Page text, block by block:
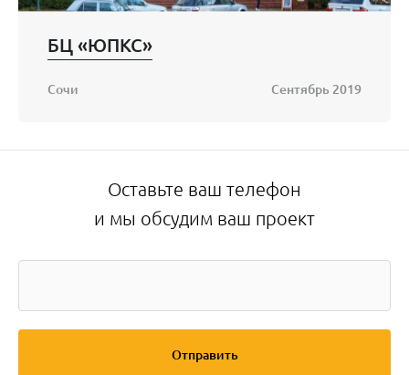
БЦ «ЮПКС»
Сочи Сентябрь 2019
Оставьте ваш телефон
и мы обсудим ваш проект
Отправить